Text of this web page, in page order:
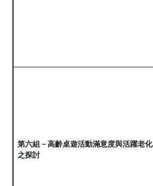
第六組－高齡桌遊活動滿意度與活躍老化
之探討